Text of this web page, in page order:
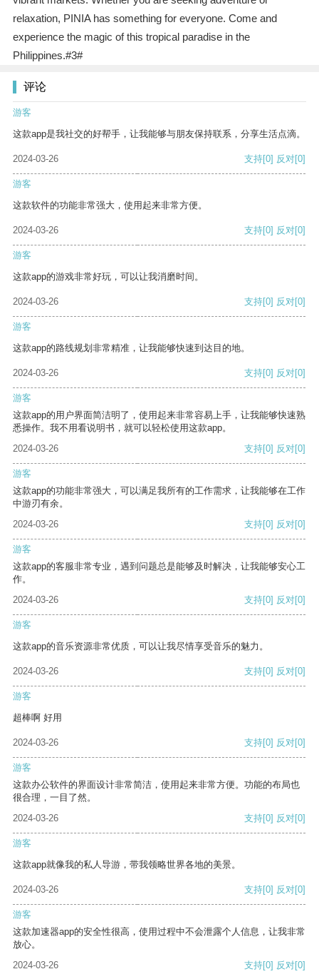
relaxation, PINIA has something for everyone. Come and
experience the magic of this tropical paradise in the
Philippines.#3#
评论
游客
这款app是我社交的好帮手，让我能够与朋友保持联系，分享生活点滴。
2024-03-26 支持[0] 反对[0]
游客
这款软件的功能非常强大，使用起来非常方便。
2024-03-26 支持[0] 反对[0]
游客
这款app的游戏非常好玩，可以让我消磨时间。
2024-03-26 支持[0] 反对[0]
游客
这款app的路线规划非常精准，让我能够快速到达目的地。
2024-03-26 支持[0] 反对[0]
游客
这款app的用户界面简洁明了，使用起来非常容易上手，让我能够快速熟
悉操作。我不用看说明书，就可以轻松使用这款app。
2024-03-26
支持[0] 反对[0]
游客
这款app的功能非常强大，可以满足我所有的工作需求，让我能够在工作
中游刃有余。
2024-03-26
支持[0] 反对[0]
游客
这款app的客服非常专业，遇到问题总是能够及时解决，让我能够安心工
作。
2024-03-26
支持[0] 反对[0]
游客
这款app的音乐资源非常优质，可以让我尽情享受音乐的魅力。
2024-03-26 支持[0] 反对[0]
游客
超棒啊 好用
2024-03-26 支持[0] 反对[0]
游客
这款办公软件的界面设计非常简洁，使用起来非常方便。功能的布局也
很合理，一目了然。
2024-03-26
支持[0] 反对[0]
游客
这款app就像我的私人导游，带我领略世界各地的美景。
2024-03-26 支持[0] 反对[0]
游客
这款加速器app的安全性很高，使用过程中不会泄露个人信息，让我非常
放心。
2024-03-26
支持[0] 反对[0]